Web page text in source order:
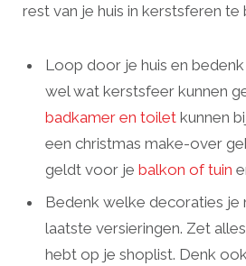
rest van je huis in kerstsferen te
Loop door je huis en
wel wat kerstsfeer kunnen
badkamer en toilet kunnen
een christmas make-over
geldt voor je balkon of tuin
Bedenk welke decoraties je
laatste versieringen. Zet
hebt op je shoplist. Denk